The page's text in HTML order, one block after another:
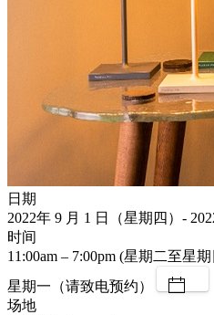
日期
2022年 9 月 1 日（星期四）-
时间
11:00am – 7:00pm (星期二至星
星期一（请致电预约）
场地